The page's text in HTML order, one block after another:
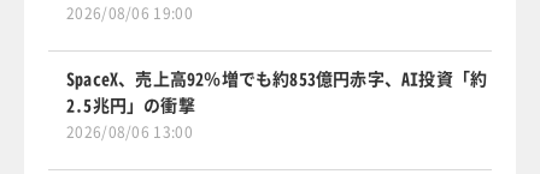
2026/08/06 19:00
SpaceX、売上高92％増でも約853億円赤字、AI投資「約
2.5兆円」の衝撃
2026/08/06 13:00